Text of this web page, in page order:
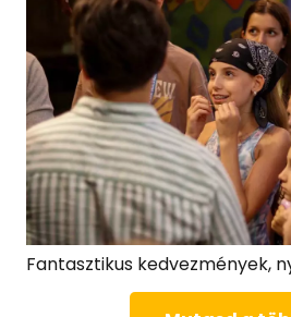
Fantasztikus kedvezmények,